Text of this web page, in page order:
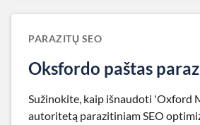
PARAZITŲ SEO
Oksfordo paštas
Sužinokite, kaip išnaudoti 'Oxford
autoritetą parazitiniam SEO